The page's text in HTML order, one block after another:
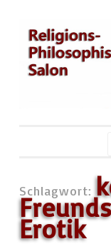
Zum
Inhalt
springen
Schlagwort:
Erotik